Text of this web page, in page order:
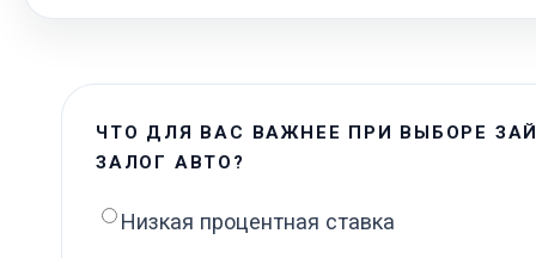
ЧТО ДЛЯ ВАС ВАЖНЕЕ ПРИ ВЫБОРЕ
ЗАЛОГ АВТО?
Низкая процентная ставка